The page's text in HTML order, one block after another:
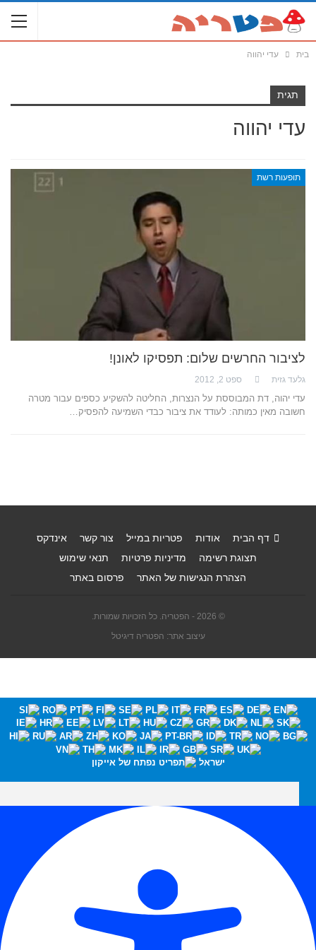
בית עדי יהווה
תגית
עדי יהווה
תופעות רשת
לציבור החרשים שלום: תפסיקו לאונן!
גלעד גזית ספט 2, 2012
עדי יהוה, דת המבוססת על הנצרות, החליטה להשקיע כספים עבור מטרה
חשובה מאין כמותה: לעודד את ציבור כבדי השמיעה להפסיק…
דף הבית אודות פטריות במייל צור קשר
אינדקס
תצוגת רשימה
מדיניות פרטיות
תנאי שימוש
הצהרת הנגישות של האתר
פרסום באתר
© 2026 - הפטריה. כל הזכויות שמורות.
עיצוב אתר: הפטריה דיגיטל
ישראל